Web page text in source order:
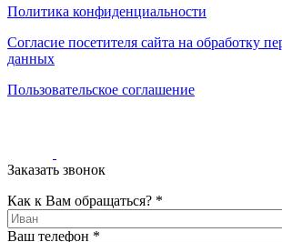
Политика конфиденциальности
Согласие посетителя сайта на обработку
данных
Пользовательское соглашение
Заказать звонок
Как к Вам обращаться? *
Ваш телефон *